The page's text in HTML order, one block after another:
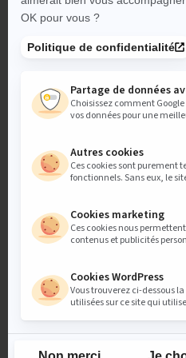
et faire le plein d’inspiration !